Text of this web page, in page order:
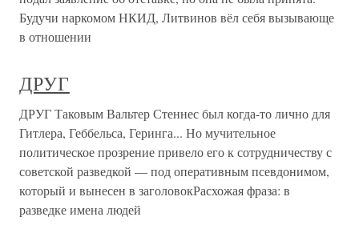
Будучи наркомом НКИД, Литвинов вёл себя вызывающе
в отношении
ДРУГ
ДРУГ Таковым Вальтер Стеннес был когда-то лично для
Гитлера, Геббельса, Геринга... Но мучительное
политическое прозрение привело его к сотрудничеству с
советской разведкой — под оперативным псевдонимом,
который и вынесен в заголовокРасхожая фраза: в
разведке имена людей